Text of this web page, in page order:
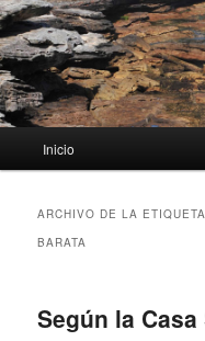
principal
Inicio
ARCHIVO DE LA
BARATA
Según la Casa